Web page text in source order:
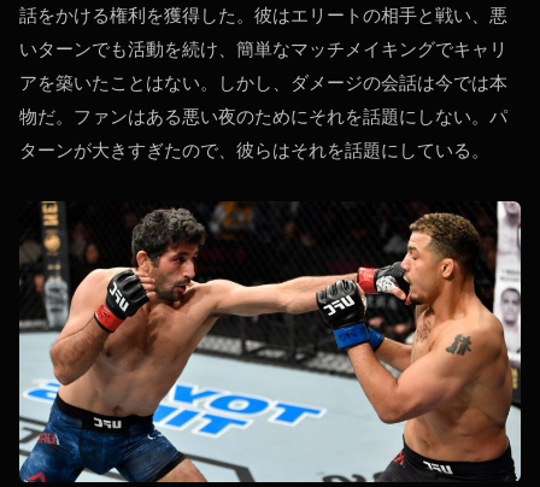
話をかける権利を獲得した。彼はエリートの相手と戦い、悪
いターンでも活動を続け、簡単なマッチメイキングでキャリ
アを築いたことはない。しかし、ダメージの会話は今では本
物だ。ファンはある悪い夜のためにそれを話題にしない。パ
ターンが大きすぎたので、彼らはそれを話題にしている。